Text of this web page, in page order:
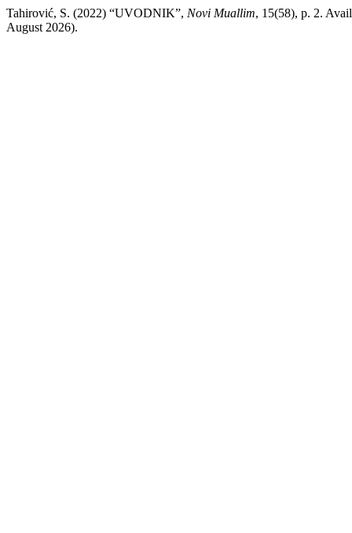
Tahirović, S. (2022) “UVODNIK”, Novi Muallim, 15(58), p. 2.
August 2026).